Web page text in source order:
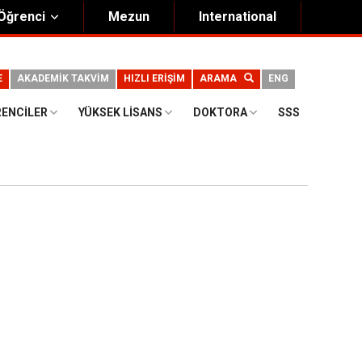
Mezun International
ENG
ARAMA
HIZLI ERİŞİM
AKADEMİK TAKVİM
YÜKSEK LISANS DOKTORA SSS